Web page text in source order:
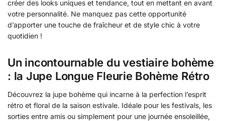
créer des looks uniques et tendance, tout en mettant en avant
votre personnalité. Ne manquez pas cette opportunité
d’apporter une touche de fraîcheur et de style chic à votre
quotidien !
Un incontournable du vestiaire bohème
: la Jupe Longue Fleurie Bohème Rétro
Découvrez la jupe bohème qui incarne à la perfection l’esprit
rétro et floral de la saison estivale. Idéale pour les festivals, les
sorties entre amis ou simplement pour une journée ensoleillée,